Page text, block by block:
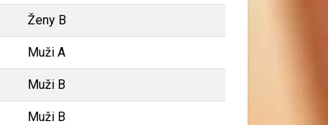
Ženy B
Muži A
Muži B
Muži B